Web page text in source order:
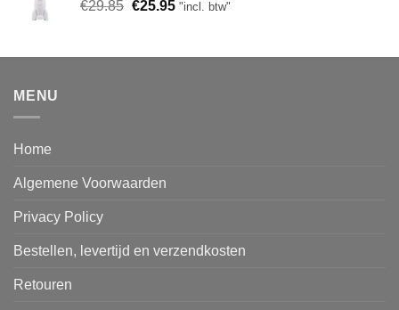
€29.85 Oorspronkelijke
€29.85.
€25.95Huidige
€25.95.
"incl. btw"
MENU
Home
Algemene Voorwaarden
Privacy Policy
Bestellen, levertijd en verzendkosten
Retouren